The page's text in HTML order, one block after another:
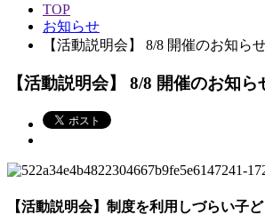
TOP
お知らせ
【活動説明会】 8/8 開催のお知ら
【活動説明会】 8/8 開催のお知ら
【活動説明会】 制度を利用しづらい子